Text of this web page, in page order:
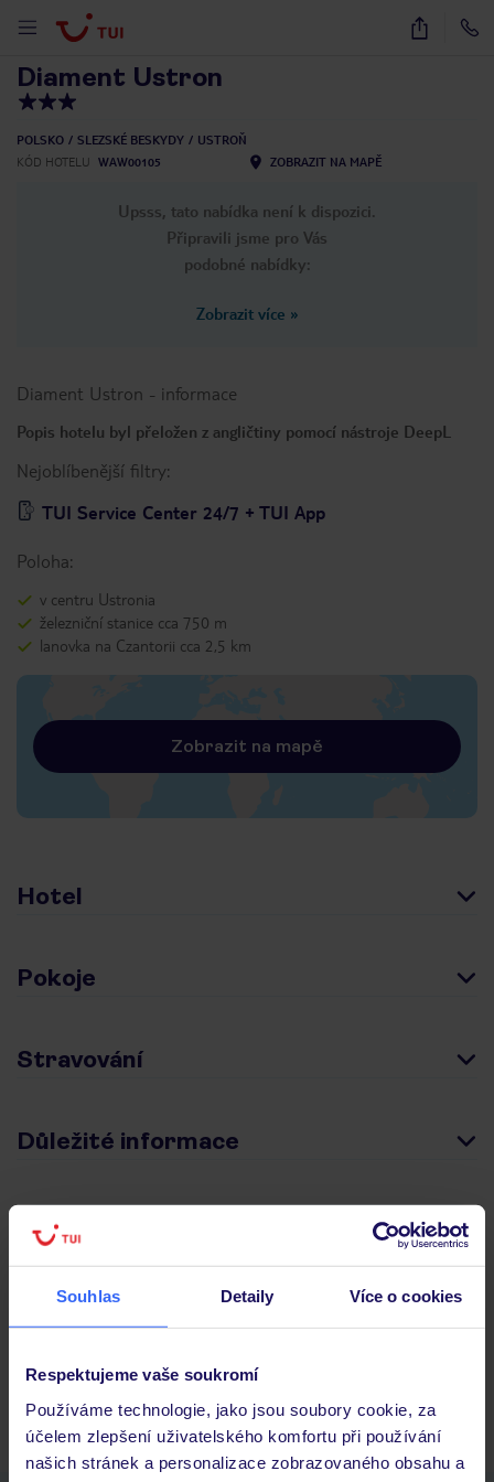
Souhlas Detaily Více o cookies
Respektujeme vaše soukromí
Používáme technologie, jako jsou soubory cookie, za
účelem zlepšení uživatelského komfortu při používání
našich stránek a personalizace zobrazovaného obsahu a
33
Diament Ustron
POLSKO SLEZSKÉ BESKYDY
USTROŇ
KÓD HOTELU
WAW00105 ZOBRAZIT NA MAPĚ
Upsss, tato nabídka není k dispozici.
Připravili jsme pro Vás
podobné nabídky:
Zobrazit více »
Diament Ustron - informace
Popis hotelu byl přeložen z angličtiny pomocí nástroje DeepL
Nejoblíbenější filtry:
TUI Service Center 24/7 + TUI App
Poloha:
v centru Ustronia
železniční stanice cca 750 m
lanovka na Czantorii cca 2,5 km
Zobrazit na mapě
Hotel
Pokoje
Stravování
Důležité informace
Často kladené otázky
Jaké doklady jsou potřebné při cestování?
Budeme ubytováni ihned po příjezdu do hotelu?
Kam jít po přistání a vyzvednutí zavazadel?
Zobrazit další